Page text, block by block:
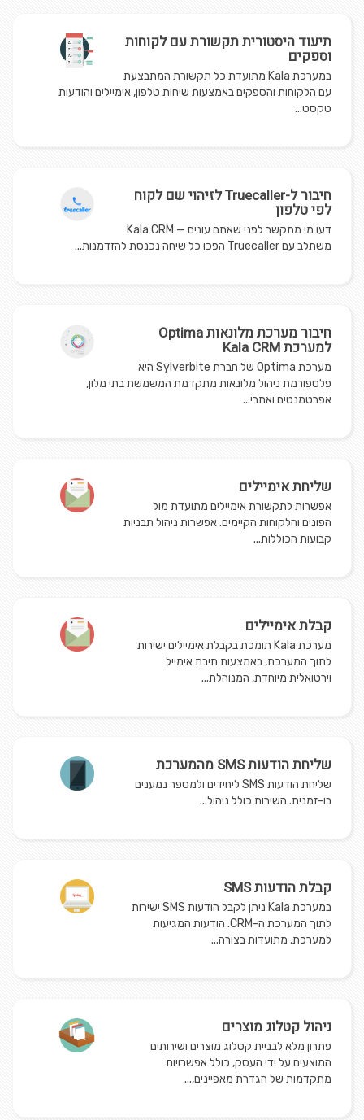
תיעוד היסטורית תקשורת עם לקוחות
וספקים
במערכת Kala מתועדת כל תקשורת המתבצעת
עם הלקוחות והספקים באמצעות שיחות טלפון, אימיילים והודעות
טקסט...
חיבור ל-Truecaller לזיהוי שם לקוח
לפי טלפון
דעו מי מתקשר לפני שאתם עונים — Kala CRM
משתלב עם Truecaller הפכו כל שיחה נכנסת להזדמנות...
חיבור מערכת מלונאות Optima
למערכת Kala CRM
מערכת Optima של חברת Sylverbite היא
פלטפורמת ניהול מלונאות מתקדמת המשמשת בתי מלון,
אפרטמנטים ואתרי...
שליחת אימיילים
אפשרות לתקשורת אימיילים מתועדת מול
הפונים והלקוחות הקיימים. אפשרות ניהול תבניות
קבועות הכוללות...
קבלת אימיילים
מערכת Kala תומכת בקבלת אימיילים ישירות
לתוך המערכת, באמצעות תיבת אימייל
וירטואלית מיוחדת, המנוהלת...
שליחת הודעות SMS מהמערכת
שליחת הודעות SMS ליחידים ולמספר נמענים
בו-זמנית. השירות כולל ניהול...
קבלת הודעות SMS
במערכת Kala ניתן לקבל הודעות SMS ישירות
לתוך המערכת ה-CRM. הודעות המגיעות
למערכת, מתועדות בצורה...
ניהול קטלוג מוצרים
פתרון מלא לבניית קטלוג מוצרים ושירותים
המוצעים על ידי העסק, כולל אפשרויות
מתקדמות של הגדרת מאפיינים,...